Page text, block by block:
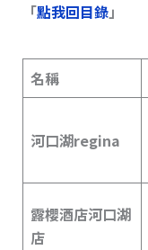
「點我回目錄」
名稱
河口湖regina
露櫻酒店河口湖
店